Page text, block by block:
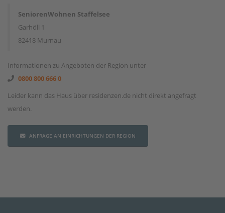
SeniorenWohnen Staffelsee
Garhöll 1
82418 Murnau
Informationen zu Angeboten der Region unter
0800 800 666 0
Leider kann das Haus über residenzen.de nicht direkt angefragt
werden.
ANFRAGE AN EINRICHTUNGEN DER REGION